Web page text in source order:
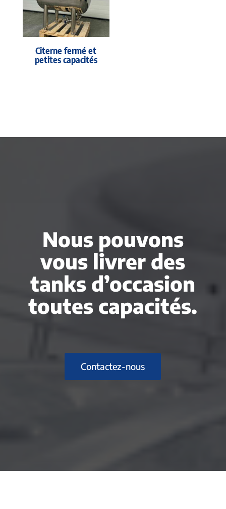
Citerne fermé et
petites capacités
Nous pouvons
vous livrer des
tanks d’occasion
toutes capacités.
Contactez-nous